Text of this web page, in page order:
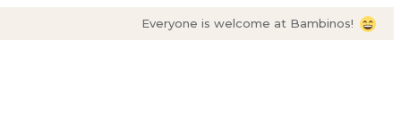
Everyone is welcome at Bambinos!